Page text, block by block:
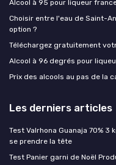
Alcool à 95 pour liqueur
Choisir entre l'eau de Saint-
option ?
Téléchargez gratuitement
Alcool à 96 degrés pour
Prix des alcools au pas de la
Les derniers articles
Test Valrhona Guanaja 70%
se prendre la tête
Test Panier garni de Noël